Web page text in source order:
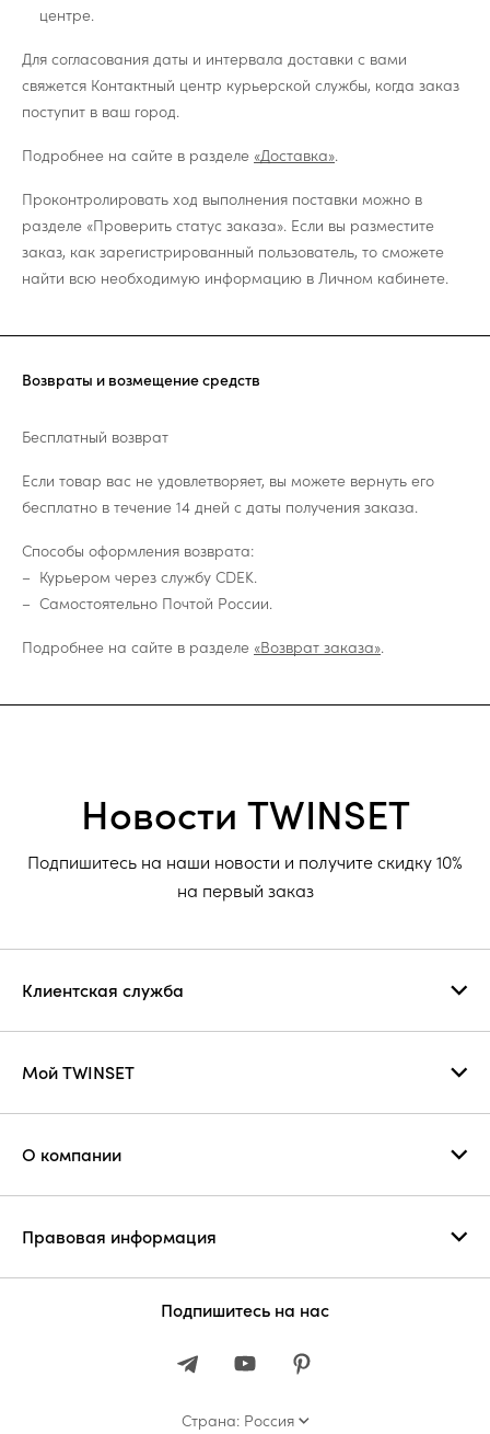
центре.
Для согласования даты и интервала доставки с вами
свяжется Контактный центр курьерской службы, когда заказ
поступит в ваш город.
Подробнее на сайте в разделе «Доставка».
Проконтролировать ход выполнения поставки можно в
разделе «Проверить статус заказа». Если вы разместите
заказ, как зарегистрированный пользователь, то сможете
найти всю необходимую информацию в Личном кабинете.
Возвраты и возмещение средств
Бесплатный возврат
Если товар вас не удовлетворяет, вы можете вернуть его
бесплатно в течение 14 дней с даты получения заказа.
Способы оформления возврата:
Курьером через службу CDEK.
Самостоятельно Почтой России.
Подробнее на сайте в разделе «Возврат заказа».
Новости TWINSET
Подпишитесь на наши новости и получите скидку 10%
на первый заказ
Клиентская служба
Мой TWINSET
О компании
Правовая информация
Подпишитесь на нас
Страна: Россия